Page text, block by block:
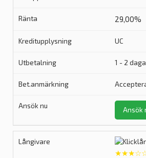
29,00%
UC
1 - 2
Ansök